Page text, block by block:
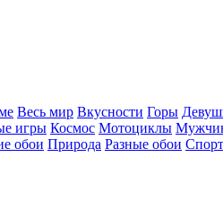
Весь мир Вкусности Горы
игры Космос Мотоциклы
обои Природа Разные обои Спорт